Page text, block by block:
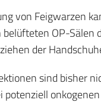
von Feigwarzen
OP-Sälen
der
sind bisher
potenziell